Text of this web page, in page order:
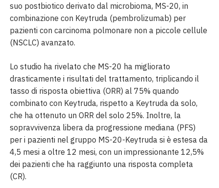
suo postbiotico derivato dal microbioma, MS-20, in
combinazione con Keytruda (pembrolizumab) per
pazienti con carcinoma polmonare non a piccole cellule
(NSCLC) avanzato.
Lo studio ha rivelato che MS-20 ha migliorato
drasticamente i risultati del trattamento, triplicando il
tasso di risposta obiettiva (ORR) al 75% quando
combinato con Keytruda, rispetto a Keytruda da solo,
che ha ottenuto un ORR del solo 25%. Inoltre, la
sopravvivenza libera da progressione mediana (PFS)
per i pazienti nel gruppo MS-20-Keytruda si è estesa da
4,5 mesi a oltre 12 mesi, con un impressionante 12,5%
dei pazienti che ha raggiunto una risposta completa
(CR).